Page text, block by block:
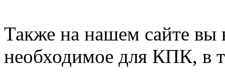
Также на нашем сайте вы
необходимое для КПК, в